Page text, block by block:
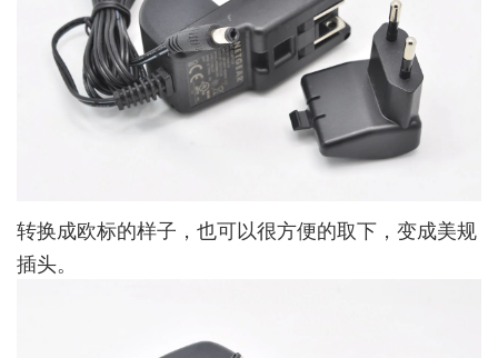
转换成欧标的样子，也可以很方便的取下，变成美规
插头。